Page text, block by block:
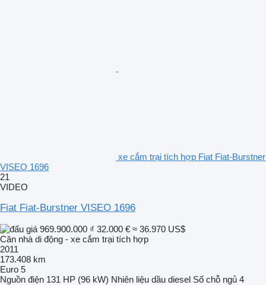
xe cắm trại tích hợp Fiat Fiat-Burstner
VISEO 1696
21
VIDEO
Fiat Fiat-Burstner VISEO 1696
969.900.000 ₫ 32.000 € ≈ 36.970 US$
Căn nhà di động - xe cắm trại tích hợp
2011
173.408 km
Euro 5
Nguồn điện 131 HP (96 kW) Nhiên liệu dầu diesel Số chỗ ngủ 4